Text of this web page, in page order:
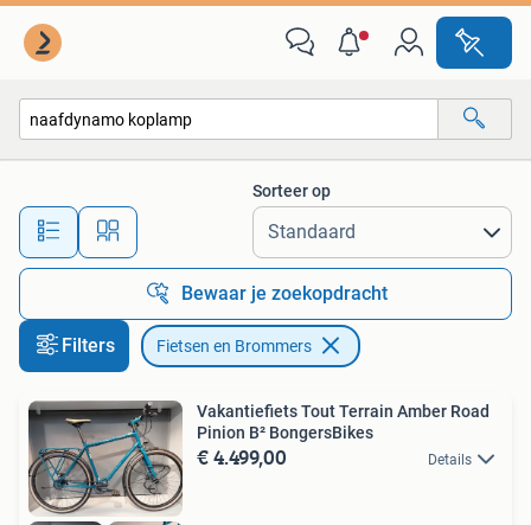
Alle afstanden…
Sorteer op
Bewaar je zoekopdracht
Filters Fietsen en Brommers
Vakantiefiets Tout Terrain Amber Road
Pinion B² BongersBikes
€ 4.499,00 Details